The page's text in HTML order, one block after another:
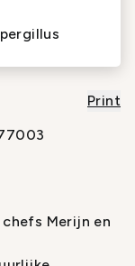
Print
chefs Merijn en